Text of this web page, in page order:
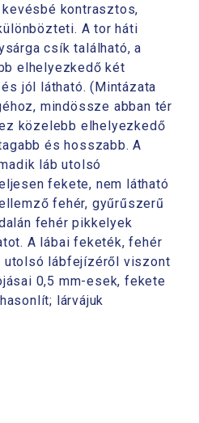
kontrasztos,
A tor háti
csík található, a
elhelyezkedő két
jól látható. (Mintázata
mindössze abban tér
közelebb elhelyezkedő
és hosszabb. A
láb utolsó
fekete, nem látható
fehér, gyűrűszerű
fehér pikkelyek
A lábai feketék, fehér
utolsó lábfejízéről viszont
0,5 mm-esek, fekete
lárvájuk